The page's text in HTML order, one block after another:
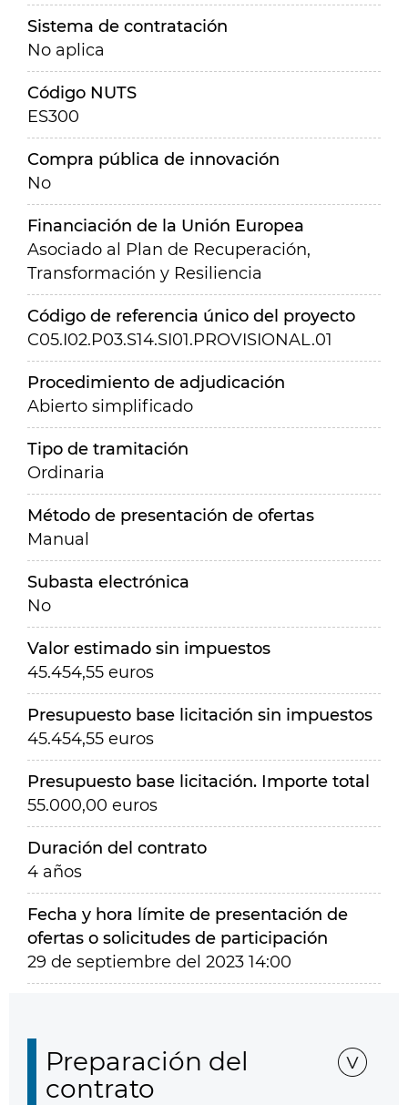
Sistema de contratación
No aplica
Código NUTS
ES300
Compra pública de innovación
No
Financiación de la Unión Europea
Asociado al Plan de Recuperación,
Transformación y Resiliencia
Código de referencia único del proyecto
C05.I02.P03.S14.SI01.PROVISIONAL.01
Procedimiento de adjudicación
Abierto simplificado
Tipo de tramitación
Ordinaria
Método de presentación de ofertas
Manual
Subasta electrónica
No
Valor estimado sin impuestos
45.454,55 euros
Presupuesto base licitación sin impuestos
45.454,55 euros
Presupuesto base licitación. Importe total
55.000,00 euros
Duración del contrato
4 años
Fecha y hora límite de presentación de
ofertas o solicitudes de participación
29 de septiembre del 2023 14:00
Preparación del
contrato